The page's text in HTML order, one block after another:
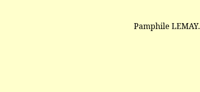
Pamphile LEMAY.